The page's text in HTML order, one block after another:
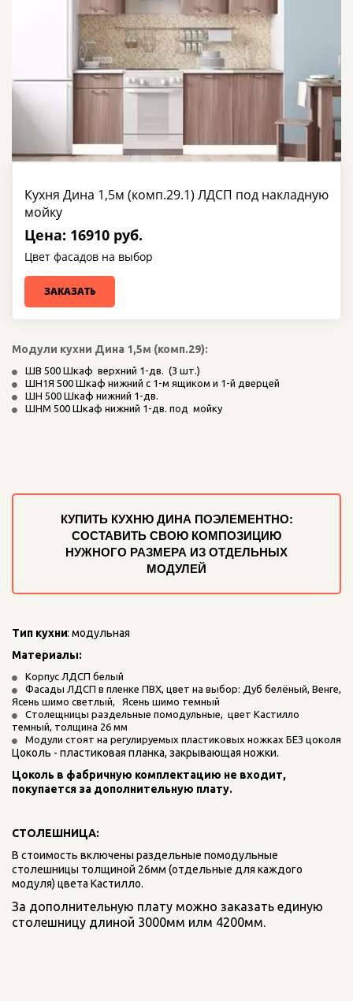
Кухня Дина 1,5м (комп.29.1) ЛДСП под накладную
мойку
Цена: 16910 руб.
Цвет фасадов на выбор
ЗАКАЗАТЬ
Модули кухни Дина 1,5м (комп.29):
ШВ 500 Шкаф  верхний 1-дв.  (3 шт.)
ШН1Я 500 Шкаф нижний с 1-м ящиком и 1-й дверцей
ШН 500 Шкаф нижний 1-дв.
ШНМ 500 Шкаф нижний 1-дв. под  мойку
КУПИТЬ КУХНЮ ДИНА ПОЭЛЕМЕНТНО:
СОСТАВИТЬ СВОЮ КОМПОЗИЦИЮ
НУЖНОГО РАЗМЕРА ИЗ ОТДЕЛЬНЫХ
МОДУЛЕЙ
Тип кухни: модульная
Материалы:
Корпус ЛДСП белый
Фасады ЛДСП в пленке ПВХ, цвет на выбор: Дуб белёный, Венге,
Ясень шимо светлый,   Ясень шимо темный
Столещницы раздельные помодульные,  цвет Кастилло
темный, толщина 26 мм
Модули стоят на регулируемых пластиковых ножках БЕЗ цоколя
Цоколь - пластиковая планка, закрывающая ножки.
Цоколь в фабричную комплектацию не входит,
покупается за дополнительную плату.
СТОЛЕШНИЦА:
В стоимость включены раздельные помодульные
столешницы толщиной 26мм (отдельные для каждого
модуля) цвета Кастилло.
За дополнительную плату можно заказать единую
столешницу длиной 3000мм илм 4200мм.